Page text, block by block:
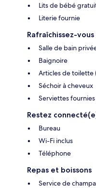
Lits de bébé
Literie fournie
Rafraîchissez-vous
Salle de bain
Baignoire
Articles de toilette
Séchoir à cheveux
Serviettes fournies
Restez
Bureau
Wi-Fi inclus
Téléphone
Repas et boissons
Service de